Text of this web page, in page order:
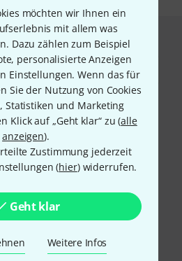
möchten wir Ihnen ein
mit allem was
Dazu zählen zum Beispiel
personalisierte Anzeigen
Einstellungen. Wenn das für
Sie der Nutzung von Cookies
Statistiken und Marketing
Klick auf „Geht klar“ zu (alle
anzeigen).
Zustimmung jederzeit
(hier) widerrufen.
Geht klar
Weitere Infos
sicher per Nachnahme,
Pay,Klarna Sofort bezahlen
Kreditkarte.